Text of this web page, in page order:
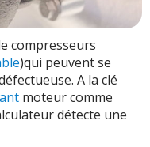
compresseurs
)qui peuvent se
A la clé
moteur comme
détecte une